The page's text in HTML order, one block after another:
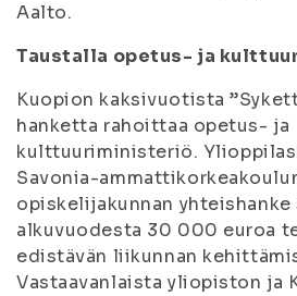
Aalto.
Taustalla opetus- ja
Kuopion kaksivuotista
hanketta rahoittaa opetus- ja
kulttuuriministeriö.
Savonia-
opiskelijakunnan
alkuvuodesta 30 000 euroa
edistävän liikunnan
Vastaavanlaista yliopiston ja